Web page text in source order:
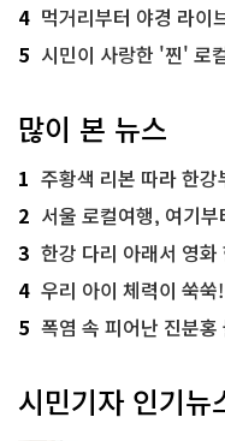
4 먹거리부터 야경 라
5 시민이 사랑한 '찐' 로컬
많이 본 뉴스
1 주황색 리본 따라 한강부터
2 서울 로컬여행, 여기
3 한강 다리 아래서 영
4 우리 아이 체력이 쑥
5 폭염 속 피어난 진분
시민기자 인기뉴